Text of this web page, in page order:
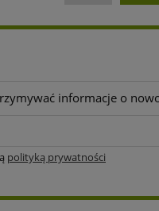
informacje o
polityką prywatności